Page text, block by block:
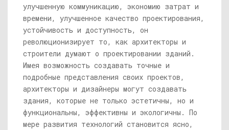
улучшенную коммуникацию, экономию затрат и
времени, улучшенное качество проектирования,
устойчивость и доступность, он
революционизирует то, как архитекторы и
строители думают о проектировании зданий.
Имея возможность создавать точные и
подробные представления своих проектов,
архитекторы и дизайнеры могут создавать
здания, которые не только эстетичны, но и
функциональны, эффективны и экологичны. По
мере развития технологий становится ясно,